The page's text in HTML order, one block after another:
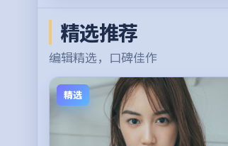
精选推荐
编辑精选，口碑佳作
精选